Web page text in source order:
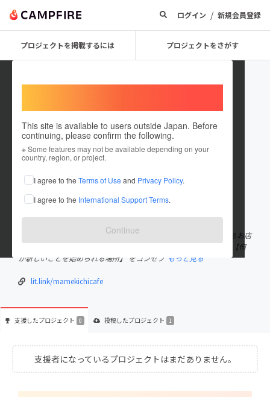
ログイン / 新規会員登録
プロジェクトを掲載するには プロジェクトをさがす
This site is available to users outside Japan. Before
continuing, please confirm the following.
※ Some features may not be available depending on your
country, region, or project.
I agree to the Terms of Use and Privacy Policy.
I agree to the International Support Terms.
Continue
mamekichicafe
これまでに1件のプロジェクトを投稿しています
在住国：日本 現在地：愛知県
出身国：日本 出身地：未設定
［まめきちcafe］ 愛知県豊田市にある医療・介護の会社が運営するお店
【なんだか元気になれる場所】 【楽しくいきいきと働ける場所】 【何
か新しいことを始められる場所】 をコンセプ もっと見る
lit.link/mamekichicafe
支援したプロジェクト 0 投稿したプロジェクト 1
支援者になっているプロジェクトはまだありません。